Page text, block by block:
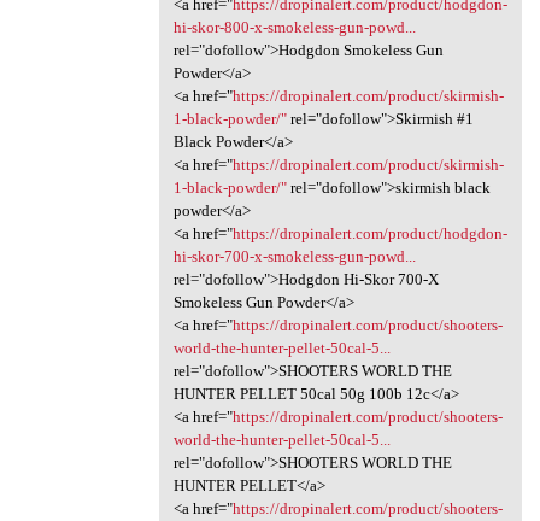
<a href="https://dropinalert.com/product/hodgdon-
hi-skor-800-x-smokeless-gun-powd...
rel="dofollow">Hodgdon Smokeless Gun
Powder</a>
<a href="https://dropinalert.com/product/skirmish-
1-black-powder/"rel="dofollow">Skirmish #1
Black Powder</a>
<a href="https://dropinalert.com/product/skirmish-
1-black-powder/"rel="dofollow">skirmish black
powder</a>
<a href="https://dropinalert.com/product/hodgdon-
hi-skor-700-x-smokeless-gun-powd...
rel="dofollow">Hodgdon Hi-Skor 700-X
Smokeless Gun Powder</a>
<a href="https://dropinalert.com/product/shooters-
world-the-hunter-pellet-50cal-5...
rel="dofollow">SHOOTERS WORLD THE
HUNTER PELLET 50cal 50g 100b 12c</a>
<a href="https://dropinalert.com/product/shooters-
world-the-hunter-pellet-50cal-5...
rel="dofollow">SHOOTERS WORLD THE
HUNTER PELLET</a>
<a href="https://dropinalert.com/product/shooters-